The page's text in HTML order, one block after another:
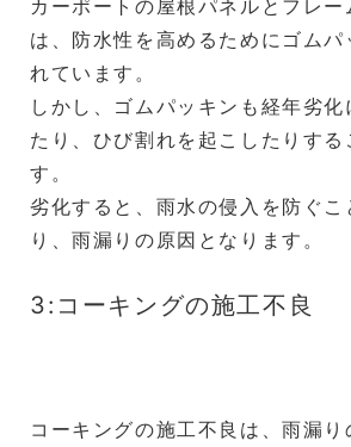
カーポートの屋根パネルとフレー
は、防水性を高めるためにゴムパ
れています。
しかし、ゴムパッキンも経年劣化
たり、ひび割れを起こしたりする
す。
劣化すると、雨水の侵入を防ぐこ
り、雨漏りの原因となります。
3:コーキングの施工不良
コーキングの施工不良は、雨漏